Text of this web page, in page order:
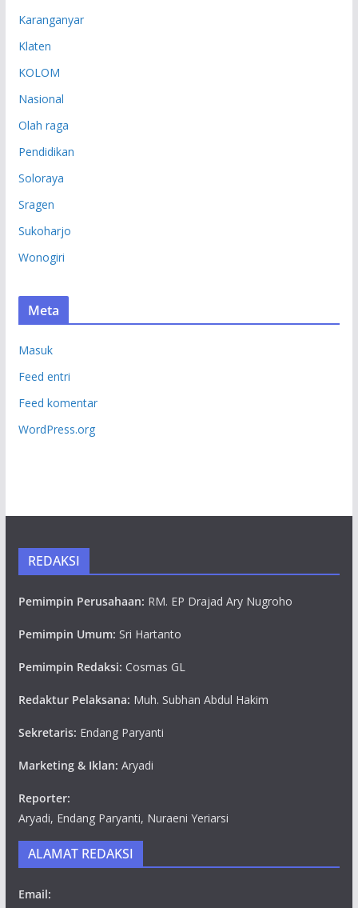
Karanganyar
Klaten
KOLOM
Nasional
Olah raga
Pendidikan
Soloraya
Sragen
Sukoharjo
Wonogiri
Meta
Masuk
Feed entri
Feed komentar
WordPress.org
REDAKSI
Pemimpin Perusahaan: RM. EP Drajad Ary Nugroho
Pemimpin Umum: Sri Hartanto
Pemimpin Redaksi: Cosmas GL
Redaktur Pelaksana: Muh. Subhan Abdul Hakim
Sekretaris: Endang Paryanti
Marketing & Iklan: Aryadi
Reporter:
Aryadi, Endang Paryanti, Nuraeni Yeriarsi
ALAMAT REDAKSI
Email: